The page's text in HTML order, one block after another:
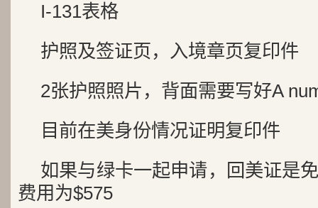
I-131表格
护照及签证页，入境章页复印件
2张护照照片，背面需要写好A
目前在美身份情况证明复印件
如果与绿卡一起申请，回美证是
费用为$575